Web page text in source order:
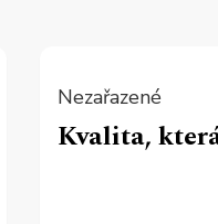
Nezařazené
Kvalita,